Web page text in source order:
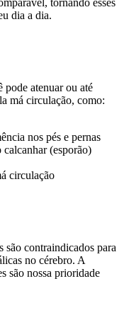
dia a dia.
pode atenuar ou até
má circulação, como:
nos pés e pernas
(esporão)
circulação
são contraindicados para
no cérebro. A
são nossa prioridade